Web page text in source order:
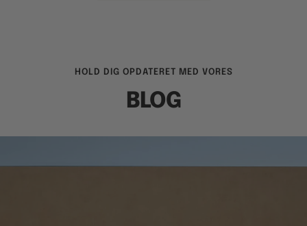
HOLD DIG OPDATERET MED VORES
BLOG